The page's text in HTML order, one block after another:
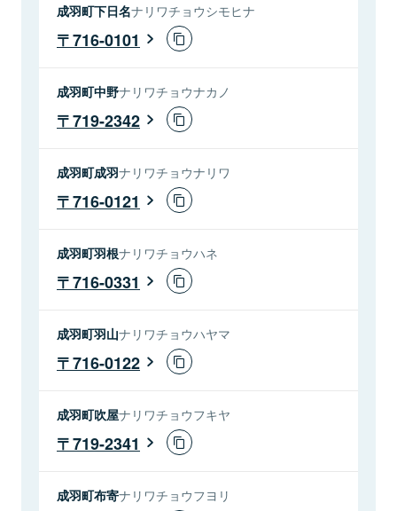
成羽町下日名ナリワチョウシモヒナ
716-0101
成羽町中野ナリワチョウナカノ
719-2342
成羽町成羽ナリワチョウナリワ
716-0121
成羽町羽根ナリワチョウハネ
716-0331
成羽町羽山ナリワチョウハヤマ
716-0122
成羽町吹屋ナリワチョウフキヤ
719-2341
成羽町布寄ナリワチョウフヨリ